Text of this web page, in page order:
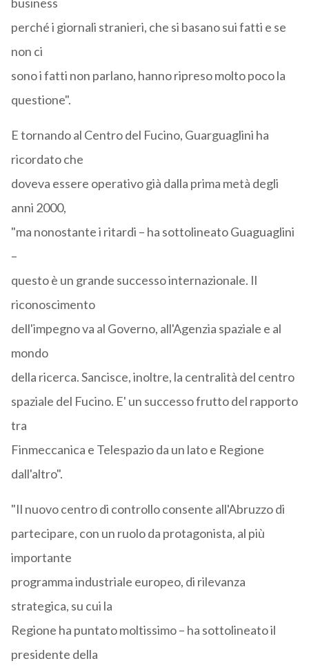
business
perché i giornali stranieri, che si basano sui fatti e se
non ci
sono i fatti non parlano, hanno ripreso molto poco la
questione".
E tornando al Centro del Fucino, Guarguaglini ha
ricordato che
doveva essere operativo già dalla prima metà degli
anni 2000,
"ma nonostante i ritardi – ha sottolineato Guaguaglini
–
questo è un grande successo internazionale. Il
riconoscimento
dell'impegno va al Governo, all'Agenzia spaziale e al
mondo
della ricerca. Sancisce, inoltre, la centralità del centro
spaziale del Fucino. E' un successo frutto del rapporto
tra
Finmeccanica e Telespazio da un lato e Regione
dall'altro".
"Il nuovo centro di controllo consente all'Abruzzo di
partecipare, con un ruolo da protagonista, al più
importante
programma industriale europeo, di rilevanza
strategica, su cui la
Regione ha puntato moltissimo – ha sottolineato il
presidente della